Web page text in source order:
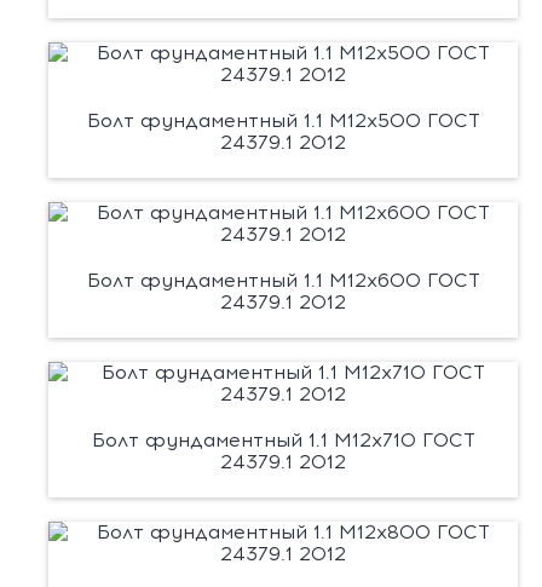
Болт фундаментный 1.1 М12х500 ГОСТ
24379.1 2012
Болт фундаментный 1.1 М12х600 ГОСТ
24379.1 2012
Болт фундаментный 1.1 М12х710 ГОСТ
24379.1 2012